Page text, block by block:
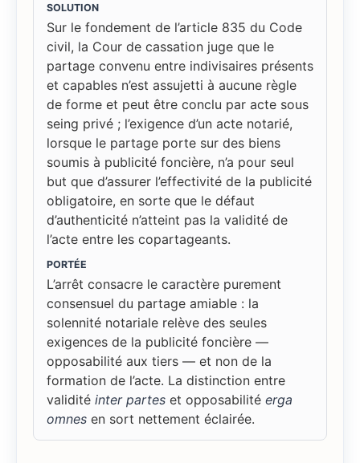
SOLUTION
Sur le fondement de l’article 835 du Code
civil, la Cour de cassation juge que le
partage convenu entre indivisaires présents
et capables n’est assujetti à aucune règle
de forme et peut être conclu par acte sous
seing privé ; l’exigence d’un acte notarié,
lorsque le partage porte sur des biens
soumis à publicité foncière, n’a pour seul
but que d’assurer l’effectivité de la publicité
obligatoire, en sorte que le défaut
d’authenticité n’atteint pas la validité de
l’acte entre les copartageants.
PORTÉE
L’arrêt consacre le caractère purement
consensuel du partage amiable : la
solennité notariale relève des seules
exigences de la publicité foncière —
opposabilité aux tiers — et non de la
formation de l’acte. La distinction entre
validité inter partes et opposabilité erga
omnes en sort nettement éclairée.